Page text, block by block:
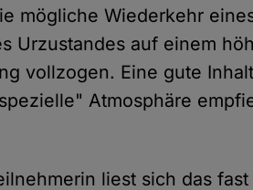
mögliche Wiederkehr
Urzustandes auf einem
vollzogen. Eine gute
Atmosphäre
liest sich das